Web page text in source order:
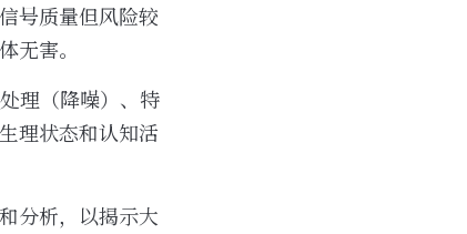
号质量但风险较
无害。
理（降噪）、特
理状态和认知活
分析，以揭示大